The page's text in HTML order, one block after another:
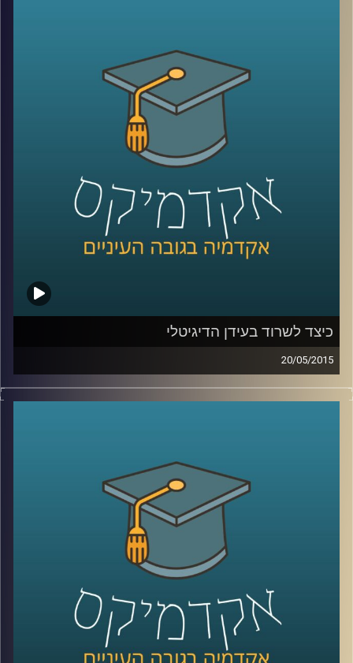
הגבוהה של אמריקאים להצלחה הם הגורמים
להתעניינות הרבה והעקבית של האמריקאים
בישראל. מתי הזדהו עם ישראל יותר ומתי
פחות? האם יש הבדלי הזדהות לפי פילוח של
גיל, השכלה, דת, גזע והשתייכות מפלגתית
דמוקרטים)?
קרדיט תמונות:AudioVersity
כיצד לשרוד בעידן הדיגיטלי
20/05/2015
קשה להאמין עד כמה משפיעים עלינו אמצעי
שינויים אלו. מה עלינו ללמוד כדי לגדול
מתאימים לעולם הדיגיטלי ולשינויים הרבים
והמהירים המתרחשים בו? אילו תכונות כדאי
לשפר ולטפח על מנת להשתלב בשוק העבודה
הנוכחי, שדורש גמישות רבה ?
קרדיט תמונות: AudioVersity